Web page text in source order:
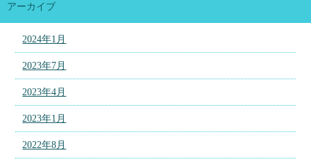
アーカイブ
2024年1月
2023年7月
2023年4月
2023年1月
2022年8月